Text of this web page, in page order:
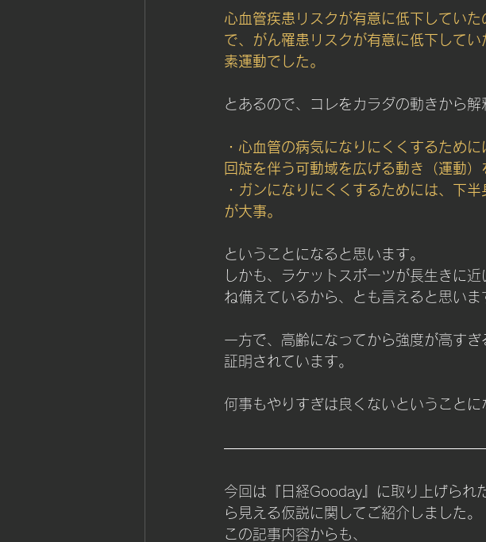
心血管疾患リスクが有意に低下してい
で、がん罹患リスクが有意に低下して
素運動でした。
とあるので、コレをカラダの動きから
・心血管の病気になりにくくするため
回旋を伴う可動域を広げる動き（運動）
・ガンになりにくくするためには、下
が大事。
ということになると思います。
しかも、ラケットスポーツが長生きに
ね備えているから、とも言えると思いま
一方で、高齢になってから強度が高す
証明されています。
何事もやりすぎは良くないということ
今回は『日経Gooday』に取り上げられ
ら見える仮説に関してご紹介しました。
この記事内容からも、